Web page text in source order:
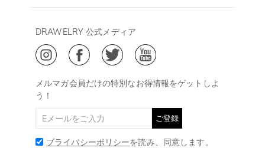
ご利用規約
ご特定商取引法に基づく表示
ジュエリーお手入れ
Drawelry Blog
会員・ポイントについて
メルマガ会員だけの特別なお得情報をゲットしよ
う！
ご登録
プライバシーポリシーを読み、同意します。
DRAWELRY 公式メディア